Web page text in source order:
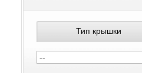
Тип крышки